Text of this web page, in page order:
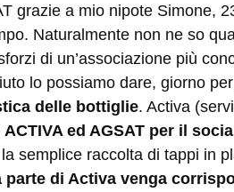
grazie a mio nipote Simone,
Naturalmente non ne so
di un’associazione più
lo possiamo dare, giorno
delle bottiglie. Activa
ACTIVA ed AGSAT per il
semplice raccolta di tappi in
di Activa venga